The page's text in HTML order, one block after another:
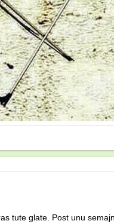
tute glate. Post unu